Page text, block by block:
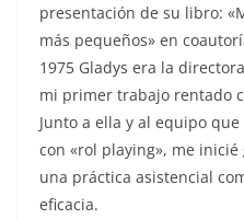
presentación de su libro:
más pequeños» en
1975 Gladys era la
mi primer trabajo rentado
Junto a ella y al equipo
con «rol playing», me
una práctica asistencial
eficacia.